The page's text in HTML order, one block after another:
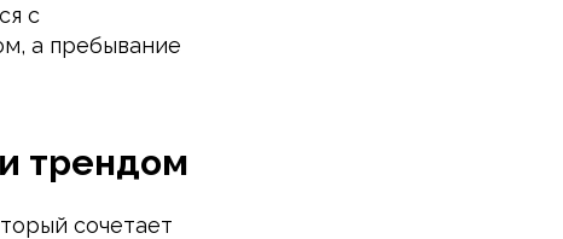
с
а пребывание
трендом
сочетает